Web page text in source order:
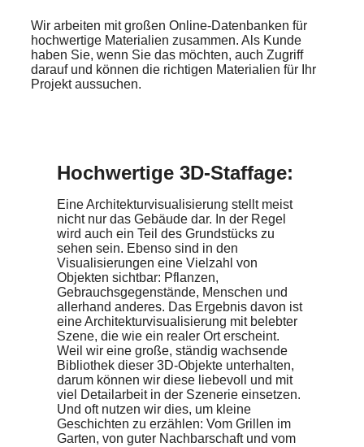
Wir arbeiten mit großen Online-Datenbanken für
hochwertige Materialien zusammen. Als Kunde
haben Sie, wenn Sie das möchten, auch Zugriff
darauf und können die richtigen Materialien für Ihr
Projekt aussuchen.
Hochwertige 3D-Staffage:
Eine Architekturvisualisierung stellt meist
nicht nur das Gebäude dar. In der Regel
wird auch ein Teil des Grundstücks zu
sehen sein. Ebenso sind in den
Visualisierungen eine Vielzahl von
Objekten sichtbar: Pflanzen,
Gebrauchsgegenstände, Menschen und
allerhand anderes. Das Ergebnis davon ist
eine Architekturvisualisierung mit belebter
Szene, die wie ein realer Ort erscheint.
Weil wir eine große, ständig wachsende
Bibliothek dieser 3D-Objekte unterhalten,
darum können wir diese liebevoll und mit
viel Detailarbeit in der Szenerie einsetzen.
Und oft nutzen wir dies, um kleine
Geschichten zu erzählen: Vom Grillen im
Garten, von guter Nachbarschaft und vom